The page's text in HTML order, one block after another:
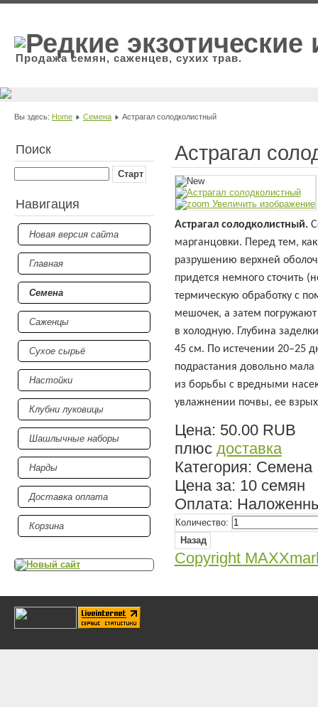
Продажа семян, саженцев, сухих трав.
Вы здесь: Home Семена Астрагал солодколистный
Поиск
Навигация
Новая версия сайта
Главная
Семена
Саженцы
Сухое сырьё
Настойки
Клубни луковицы
Шашлычные наборы
Нарды
Доставка оплата
Корзина
Астрагал
Увеличить изображение
Астрагал солодколистный.
марганцовки. Перед тем,
разрушению верхней
придется немного сточить
термическую обработку с
мешочек, а затем погружают
в холодную. Глубина
45 см. По истечении 20–25
подрастания довольно мала
из борьбы с вредными
увлажнении почвы, ее
Цена: 50.00 RUB
плюс доставка
Категория: Семена
Цена за: 10 семян
Оплата:
Количество:
Copyright